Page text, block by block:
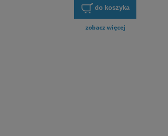
do koszyka
zobacz więcej